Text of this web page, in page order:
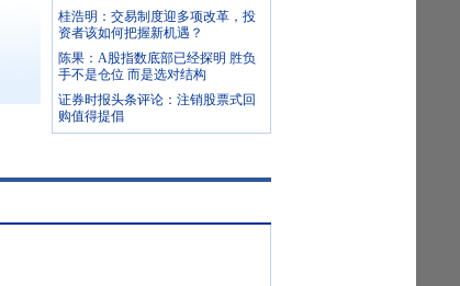
桂浩明：交易制度迎多项改革，投
资者该如何把握新机遇？
陈果：A股指数底部已经探明 胜负
手不是仓位 而是选对结构
证券时报头条评论：注销股票式回
购值得提倡